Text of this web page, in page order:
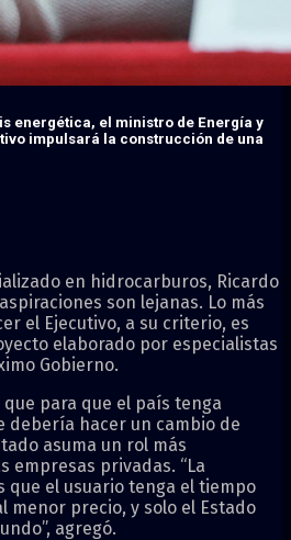
energética, el ministro de Energía y
impulsará la construcción de una
en hidrocarburos, Ricardo
son lejanas. Lo más
el Ejecutivo, a su criterio, es
elaborado por especialistas
Gobierno.
para que el país tenga
debería hacer un cambio de
asuma un rol más
empresas privadas. “La
que el usuario tenga el tiempo
menor precio, y solo el Estado
agregó.